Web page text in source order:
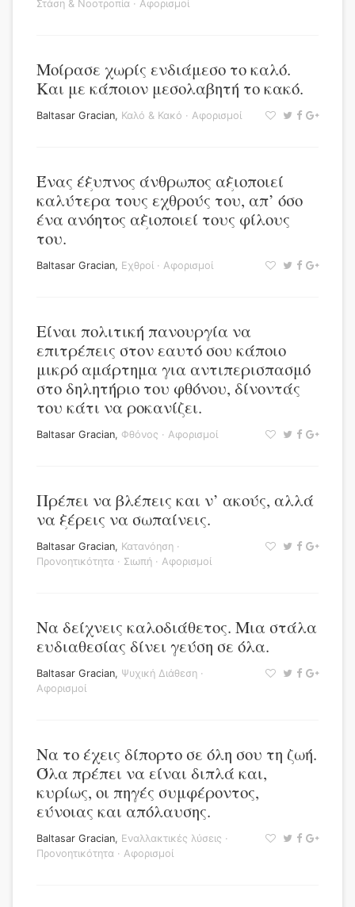
Στάση & Νοοτροπία · Αφορισμοί
Μοίρασε χωρίς ενδιάμεσο το καλό.
Και με κάποιον μεσολαβητή το κακό.
Baltasar Gracian, Καλό & Κακό · Αφορισμοί
Ένας έξυπνος άνθρωπος αξιοποιεί
καλύτερα τους εχθρούς του, απ’ όσο
ένα ανόητος αξιοποιεί τους φίλους
του.
Baltasar Gracian, Εχθροί · Αφορισμοί
Είναι πολιτική πανουργία να
επιτρέπεις στον εαυτό σου κάποιο
μικρό αμάρτημα για αντιπερισπασμό
στο δηλητήριο του φθόνου, δίνοντάς
του κάτι να ροκανίζει.
Baltasar Gracian, Φθόνος · Αφορισμοί
Πρέπει να βλέπεις και ν’ ακούς, αλλά
να ξέρεις να σωπαίνεις.
Baltasar Gracian, Κατανόηση ·
Προνοητικότητα · Σιωπή · Αφορισμοί
Να δείχνεις καλοδιάθετος. Μια στάλα
ευδιαθεσίας δίνει γεύση σε όλα.
Baltasar Gracian, Ψυχική Διάθεση ·
Αφορισμοί
Να το έχεις δίπορτο σε όλη σου τη ζωή.
Όλα πρέπει να είναι διπλά και,
κυρίως, οι πηγές συμφέροντος,
εύνοιας και απόλαυσης.
Baltasar Gracian, Εναλλακτικές λύσεις ·
Προνοητικότητα · Αφορισμοί